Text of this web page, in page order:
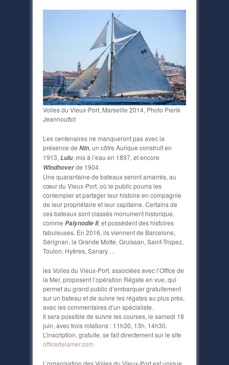
Voiles du Vieux-Port, Marseille 2014, Photo Pierik
Jeannouttot
Les centenaires ne manqueront pas avec la
présence de Nin, un côtre Aurique construit en
1913, Lulu, mis à l’eau en 1897, et encore
Windhoverde 1904.
Une quarantaine de bateaux seront amarrés, au
cœur du Vieux-Port, où le public pourra les
contempler et partager leur histoire en compagnie
de leur propriétaire et leur capitaine. Certains de
ces bateaux sont classés monument historique,
comme Palynodie II, et possèdent des histoires
fabuleuses. En 2016, ils viennent de Barcelone,
Sérignan, la Grande Motte, Gruissan, Saint-Tropez,
Toulon, Hyères, Sanary…
les Voiles du Vieux-Port, associées avec l’Office de
la Mer, proposent l’opération Régate en vue, qui
permet au grand public d’embarquer gratuitement
sur un bateau et de suivre les régates au plus près,
avec les commentaires d’un spécialiste.
Il sera possible de suivre les courses, le samedi 18
juin, avec trois rotations : 11h30, 13h, 14h30.
L’inscription, gratuite, se fait directement sur le site
officedelamer.com
L’organisation des Voiles du Vieux-Port est unique